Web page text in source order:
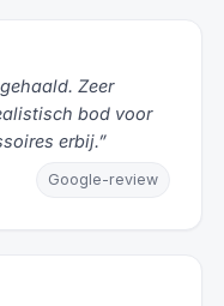
Zeer
bod voor
erbij.”
Google-review